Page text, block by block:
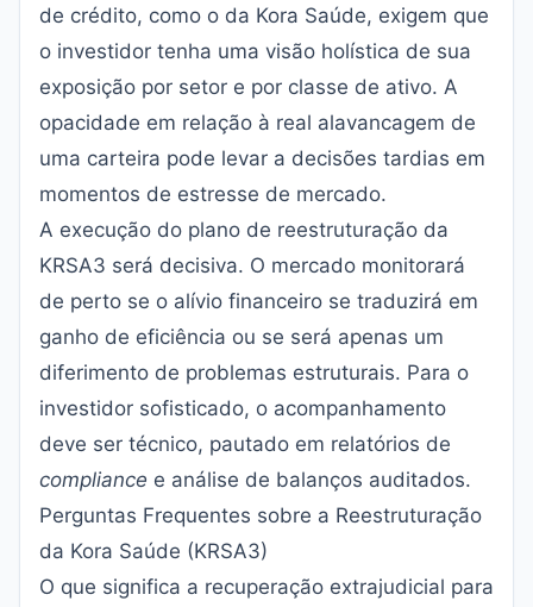
de crédito, como o da Kora Saúde, exigem que
o investidor tenha uma visão holística de sua
exposição por setor e por classe de ativo. A
opacidade em relação à real alavancagem de
uma carteira pode levar a decisões tardias em
momentos de estresse de mercado.
A execução do plano de reestruturação da
KRSA3 será decisiva. O mercado monitorará
de perto se o alívio financeiro se traduzirá em
ganho de eficiência ou se será apenas um
diferimento de problemas estruturais. Para o
investidor sofisticado, o acompanhamento
deve ser técnico, pautado em relatórios de
compliance e análise de balanços auditados.
Perguntas Frequentes sobre a Reestruturação
da Kora Saúde (KRSA3)
O que significa a recuperação extrajudicial para